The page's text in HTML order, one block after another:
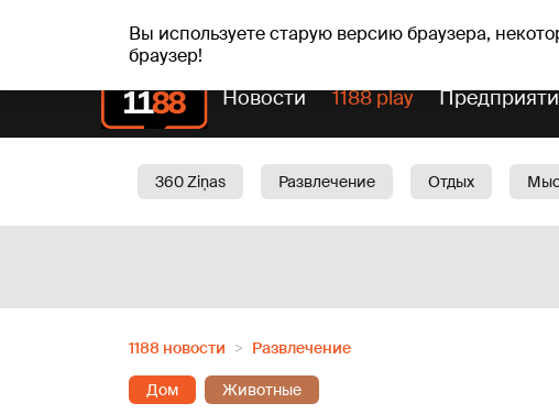
Вы используете старую версию браузера,
браузер!
чт, 06.08.2026. +25°C Aisma, Askolds Прогноз
Новости 1188 play
360 Ziņas Развлечение Отдых
1188 новости Развлечение
Дом Животные